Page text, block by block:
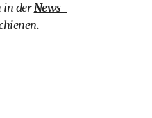
in derNews-